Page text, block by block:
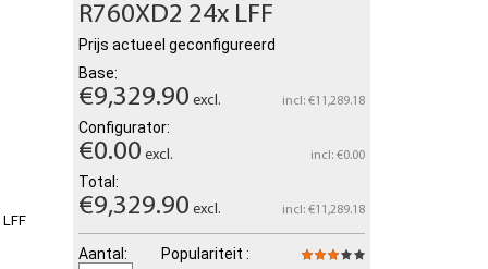
R760XD2 24x LFF
Prijs actueel geconfigureerd
Base:
€9,329.90 excl. incl: €11,289.18
Configurator:
€0.00 excl. incl: €0.00
Total:
€9,329.90 excl. incl: €11,289.18
Aantal:
Populariteit :